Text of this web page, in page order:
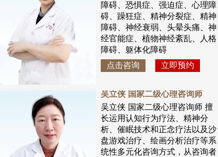
障碍、恐惧症、强迫症、心理障
碍、躁狂症、精神分裂症、精神
障碍、神经衰弱、头晕头痛、神
经官能症、植物神经紊乱、人格
障碍、躯体化障碍
点击咨询
立即预约
吴立侠 国家二级心理咨询师
吴立侠 国家二级心理咨询师 擅
长运用认知行为疗法、精神分
析、催眠技术和正念疗法以及沙
盘游戏治疗、绘画分析治疗等系
统性多元化咨询方式，从咨询者